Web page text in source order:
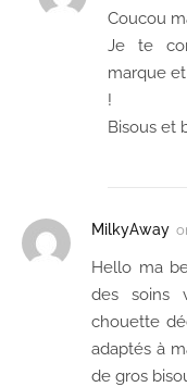
Coucou
Je te
marque
!
Bisous et
MilkyAway
Hello ma
des soins
chouette
adaptés à
de gros